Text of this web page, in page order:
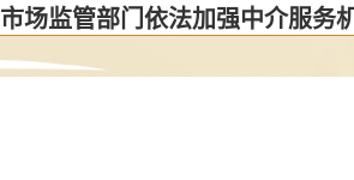
市场监管部门依法加强中介服务